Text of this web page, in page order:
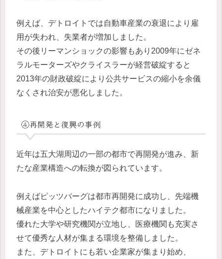
例えば、デトロイトでは自動車産業の衰退により雇
用が失われ、失業者が増加しました。
その後リーマンショックの影響もあり2009年にゼネ
ラルモーターズやクライスラーが経営破綻すると
2013年の財政破綻により公共サービスの縮小を余儀
なくされ治安が悪化しました。
④再開発と復興の事例
近年は五大湖周辺の一部の都市で再開発が進み、新
たな産業構造への転換が図られています。
例えばピッツバーグは都市再開発に成功し、先端機
械産業を中心としたハイテク都市になりました。
優れた大学や研究機関が立地し、医療機関も充実さ
せて優秀な人材が集まる環境を整備しました。
また、デトロイトにも若い企業家が集まり始め、